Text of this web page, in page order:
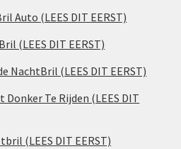
Auto (LEES DIT EERST)
(LEES DIT EERST)
NachtBril (LEES DIT EERST)
Donker Te Rijden (LEES DIT
(LEES DIT EERST)